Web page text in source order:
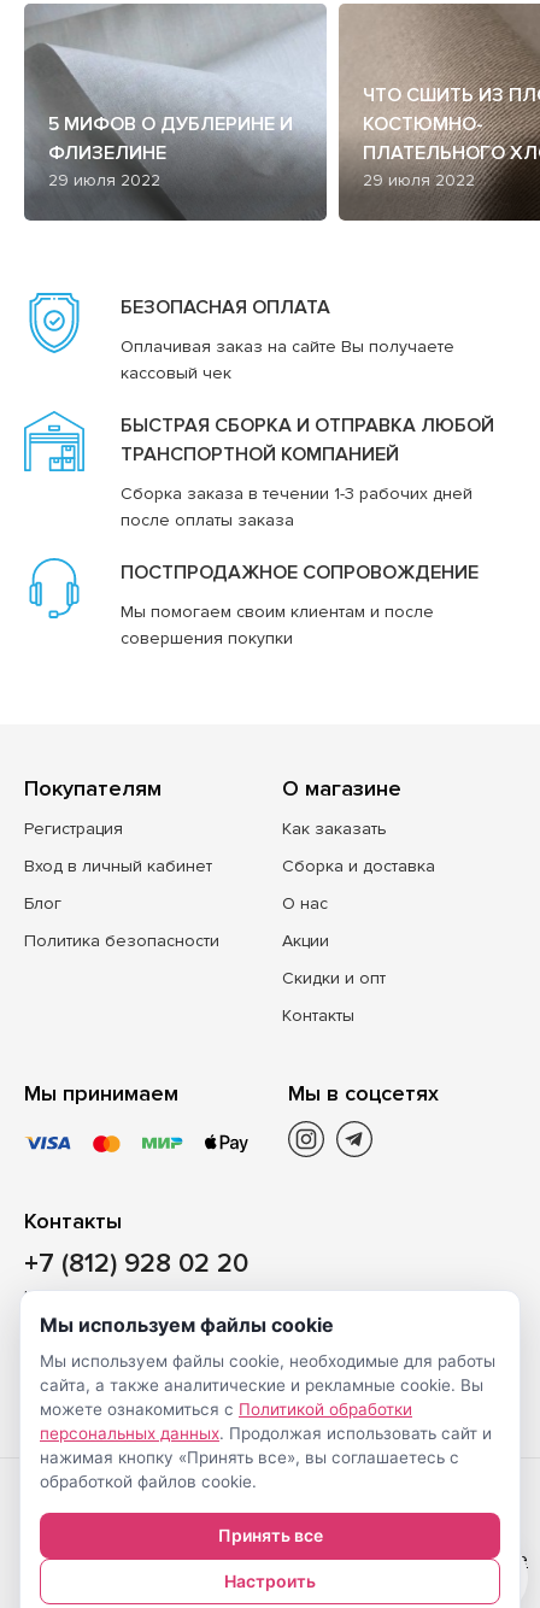
5 МИФОВ О ДУБЛЕРИНЕ И
ФЛИЗЕЛИНЕ
29 июля 2022
ЧТО СШИТЬ ИЗ
КОСТЮМНО-
ПЛАТЕЛЬНОГО
29 июля 2022
БЕЗОПАСНАЯ ОПЛАТА
Оплачивая заказ на сайте Вы получаете
кассовый чек
БЫСТРАЯ СБОРКА И ОТПРАВКА ЛЮБОЙ
ТРАНСПОРТНОЙ КОМПАНИЕЙ
Сборка заказа в течении 1-3 рабочих дней
после оплаты заказа
ПОСТПРОДАЖНОЕ СОПРОВОЖДЕНИЕ
Мы помогаем своим клиентам и после
совершения покупки
Покупателям
Регистрация
Вход в личный кабинет
Блог
Политика безопасности
О магазине
Как заказать
Сборка и доставка
О нас
Акции
Скидки и опт
Контакты
Мы принимаем Мы в соцсетях
Контакты
+7 (812) 928 02 20
Наш магазин
Санкт-Петербург, ул. Ворошилова, д. 2, Литер «Р» (БЦ
«Сигнал»), 3 этаж, пом. 2
На карте
Создание
интернет-
магазинов
© Shveimarkt.ru,
2017-2026
Настройка cookie
0
Мы используем файлы cookie
Мы используем файлы cookie, необходимые для работы
сайта, а также аналитические и рекламные cookie. Вы
можете ознакомиться с Политикой обработки
персональных данных. Продолжая использовать сайт и
нажимая кнопку «Принять все», вы соглашаетесь с
обработкой файлов cookie.
Принять все
Настроить